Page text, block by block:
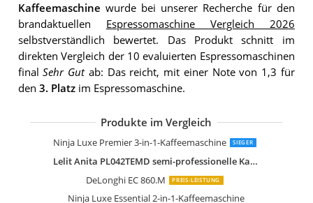
Kaffeemaschine wurde bei unserer Recherche für den
brandaktuellen Espressomaschine Vergleich 2026
selbstverständlich bewertet. Das Produkt schnitt im
direkten Vergleich der 10 evaluierten Espressomaschinen
finalSehr Gutab: Das reicht, mit einer Note von 1,3 für
den 3. Platzim Espressomaschine.
Produkte im Vergleich
Ninja Luxe Premier 3-in-1-Kaffeemaschine SIEGER
Lelit Anita PL042TEMD semi-professionelle Kaffeemaschine
DeLonghi EC 860.M
PREIS-LEISTUNG
Ninja Luxe Essential 2-in-1-Kaffeemaschine
De'Longhi Dedica EC 685.BK
De'Longhi EC 685.M